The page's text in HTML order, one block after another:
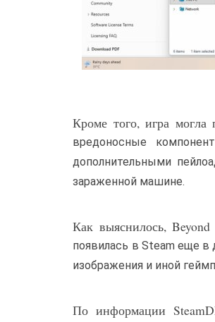
Кроме того, игра могла
вредоносные
дополнительными
зараженной машине.
Как выяснилось,
появилась в Steam еще в
изображения и иной
По информации